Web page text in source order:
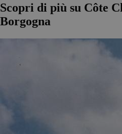
Scopri di più su Côte
Borgogna